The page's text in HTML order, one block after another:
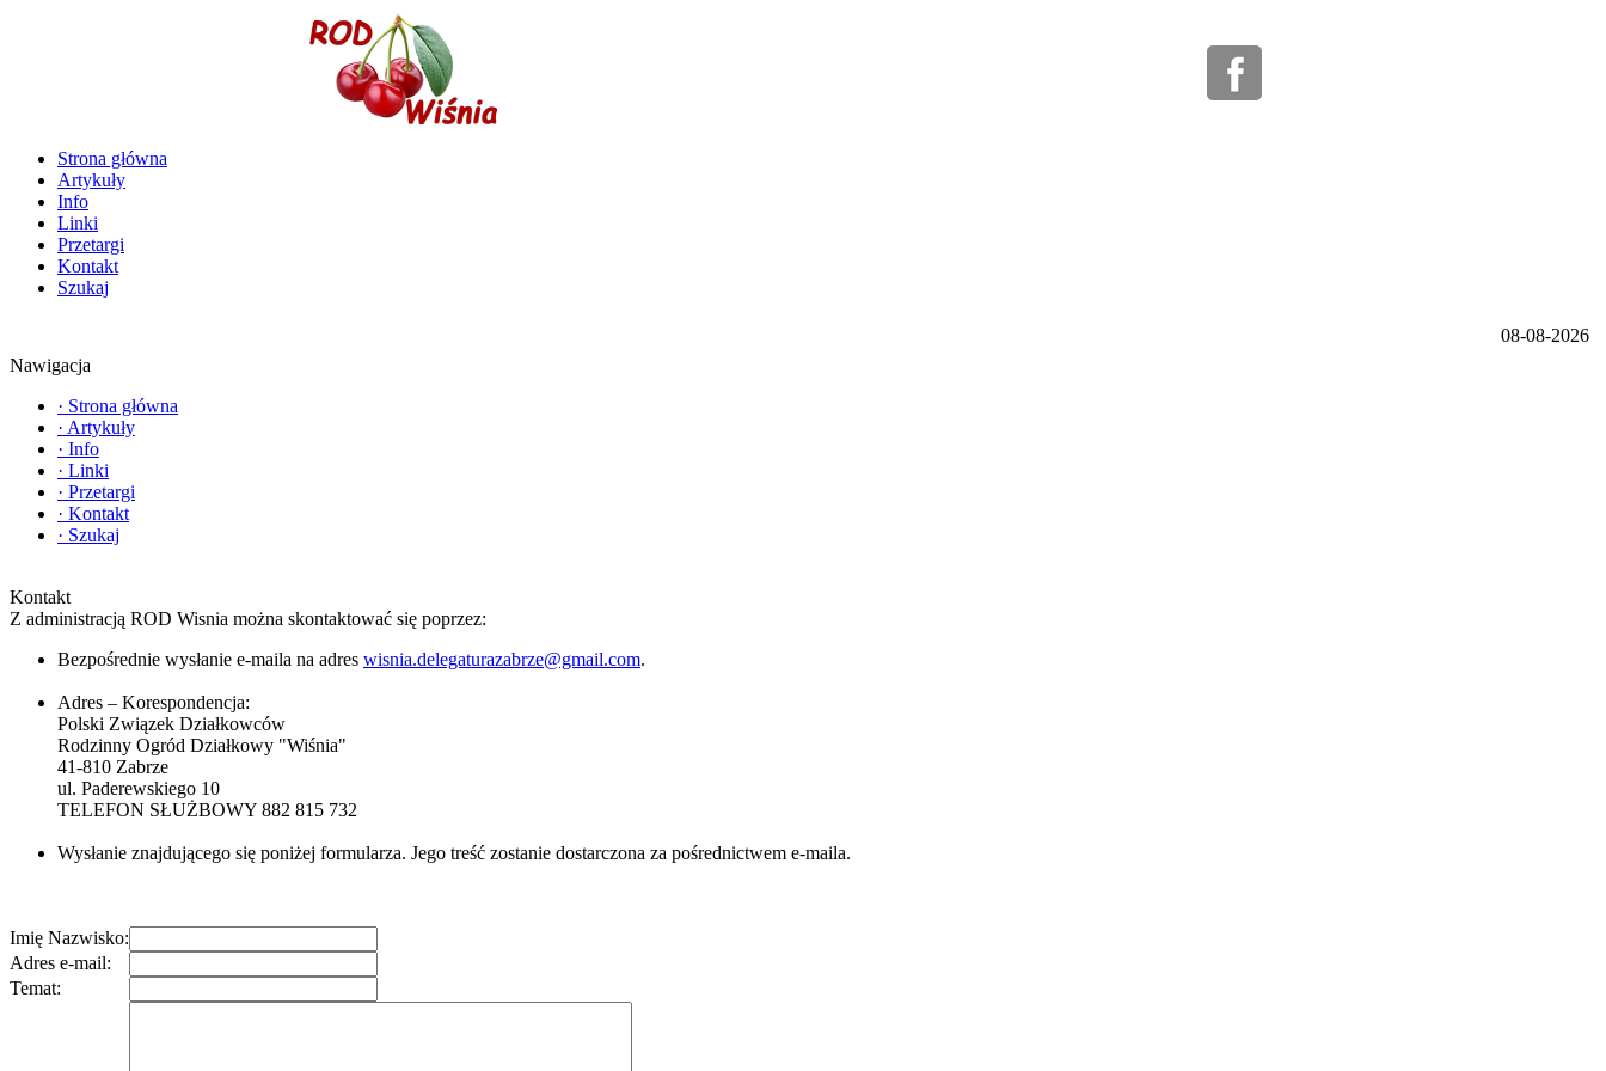
Strona główna
Artykuły
Info
Linki
Przetargi
Kontakt
Szukaj
08-08-2026
Nawigacja
· Strona główna
· Artykuły
· Info
· Linki
· Przetargi
· Kontakt
· Szukaj
Kontakt
Z administracją ROD Wisnia można skontaktować się poprzez:
Bezpośrednie wysłanie e-maila na adres wisnia.delegaturazabrze@gmail.com.
Adres – Korespondencja:
Polski Związek Działkowców
Rodzinny Ogród Działkowy "Wiśnia"
41-810 Zabrze
ul. Paderewskiego 10
TELEFON SŁUŻBOWY 882 815 732
Wysłanie znajdującego się poniżej formularza. Jego treść zostanie dostarczona za pośrednictwem e-maila.
Imię Nazwisko:
Adres e-mail:
Temat: